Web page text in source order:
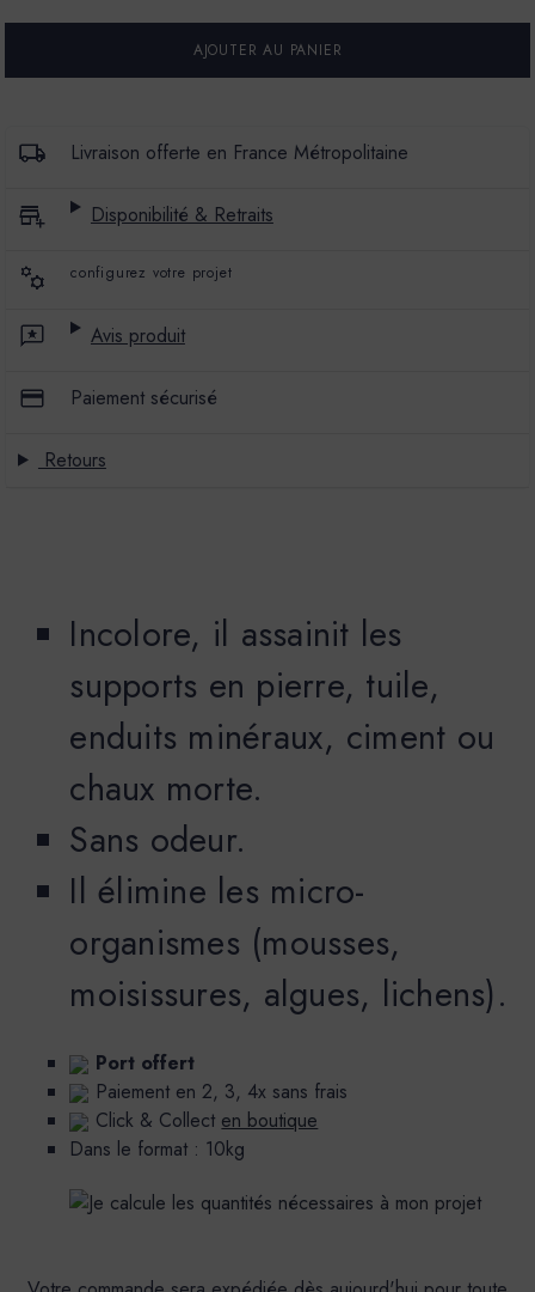
POUR
STERILISATEUR
MOUSSE
MATONS
POUR
STERILISATEUR
MOUSSE
3
MATONS
Livraison offerte en France Métropolitaine
Disponibilité & Retraits
configurez votre projet
Avis produit
Paiement sécurisé
Retours
Incolore, il assainit les
supports en pierre, tuile,
enduits minéraux, ciment ou
chaux morte.
Sans odeur.
Il élimine les micro-
organismes (mousses,
moisissures, algues, lichens).
Port offert
Paiement en 2, 3, 4x sans frais
Click & Collect en boutique
Dans le format : 10kg